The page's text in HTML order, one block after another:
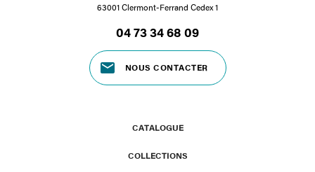
63001 Clermont-Ferrand Cedex 1
04 73 34 68 09
NOUS CONTACTER
CATALOGUE
COLLECTIONS